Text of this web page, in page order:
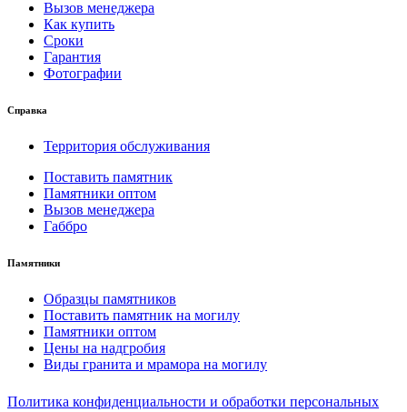
Вызов менеджера
Как купить
Сроки
Гарантия
Фотографии
Справка
Территория обслуживания
Поставить памятник
Памятники оптом
Вызов менеджера
Габбро
Памятники
Образцы памятников
Поставить памятник на могилу
Памятники оптом
Цены на надгробия
Виды гранита и мрамора на могилу
Политика конфиденциальности и обработки персональных